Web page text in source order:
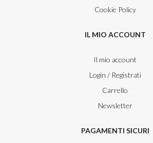
Cookie Policy
IL MIO ACCOUNT
Il mio account
Login / Registrati
Carrello
Newsletter
PAGAMENTI SICURI